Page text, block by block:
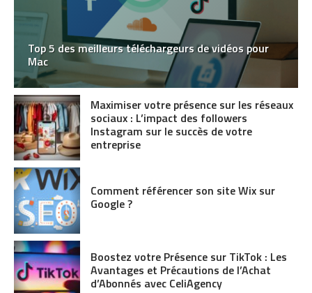
Top 5 des meilleurs téléchargeurs de vidéos pour
Mac
Maximiser votre présence sur les réseaux
sociaux : L’impact des followers
Instagram sur le succès de votre
entreprise
Comment référencer son site Wix sur
Google ?
Boostez votre Présence sur TikTok : Les
Avantages et Précautions de l’Achat
d’Abonnés avec CeliAgency